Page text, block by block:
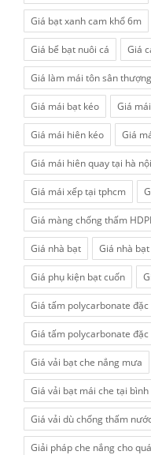
Giá bạt xanh cam khổ 6m
Giá bể bạt nuôi cá Giá
Giá làm mái tôn sân thượng
Giá mái bạt kéo Giá
Giá mái hiên kéo Giá
Giá mái hiên quay tại hà nội
Giá mái xếp tại tphcm
Giá màng chống thấm
Giá nhà bạt Giá nhà
Giá phụ kiện bạt cuốn
Giá tấm polycarbonate
Giá tấm polycarbonate
Giá vải bạt che nắng mưa
Giá vải bạt mái che tại
Giá vải dù chống thấm
Giải pháp che nắng cho